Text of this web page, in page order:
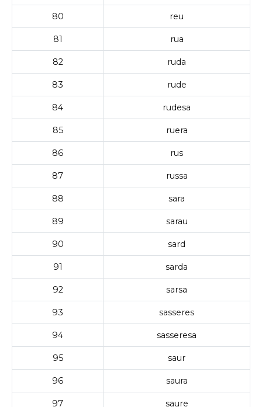
80 reu
81 rua
82 ruda
83 rude
84 rudesa
85 ruera
86 rus
87 russa
88 sara
89 sarau
90 sard
91 sarda
92 sarsa
93 sasseres
94 sasseresa
95 saur
96 saura
97 saure